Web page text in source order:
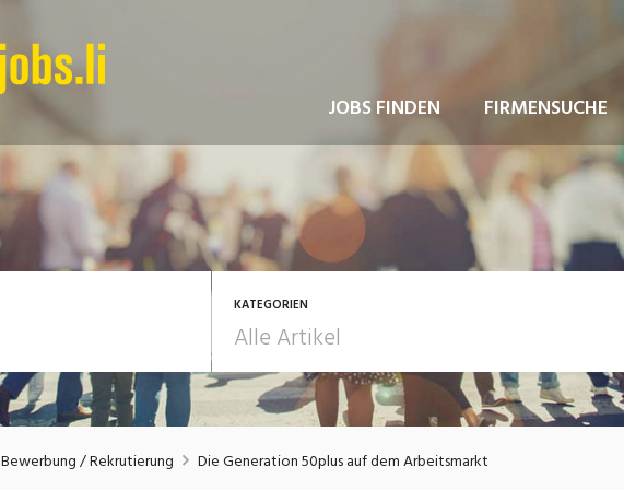
JOBS FINDEN FIRMENSUCHE
KATEGORIEN
Ausbildung / Weiterbildung Bewerbung /
Bewerbung / Rekrutierung Die Generation 50plus auf dem Arbeitsmarkt